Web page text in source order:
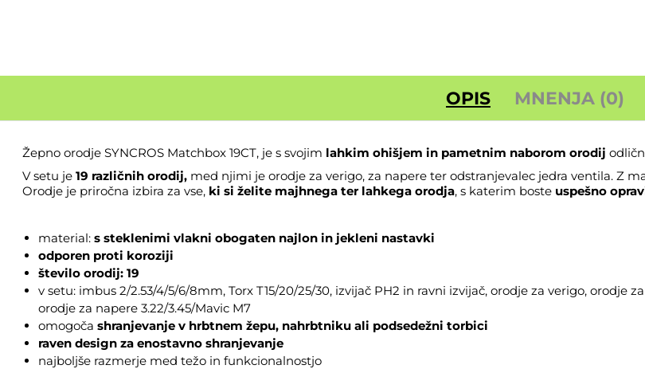
OPIS MNENJA (0)
Žepno orodje SYNCROS Matchbox 19CT, je s svojim lahkim ohišjem in pametnim naborom orodij
V setu je19 različnih orodij,med njimi je orodje za verigo, za napere ter odstranjevalec jedra ventila. Z
Orodje je priročna izbira za vse, ki si želite majhnega ter lahkega orodja, s katerim bosteuspešno
material: s steklenimi vlakni obogaten najlon in jekleni nastavki
odporen proti koroziji
število orodij: 19
v setu: imbus 2/2.53/4/5/6/8mm, Torx T15/20/25/30, izvijač PH2 in ravni izvijač, orodje za verigo, orodje
orodje za napere 3.22/3.45/Mavic M7
omogoča shranjevanje v hrbtnem žepu, nahrbtniku ali podsedežni torbici
raven design za enostavno shranjevanje
najboljše razmerje med težo in funkcionalnostjo